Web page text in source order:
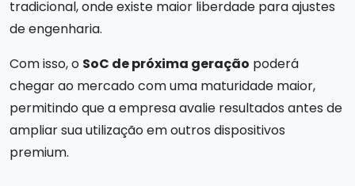
tradicional, onde existe maior liberdade para ajustes
de engenharia.
Com isso, o SoC de próxima geração poderá
chegar ao mercado com uma maturidade maior,
permitindo que a empresa avalie resultados antes de
ampliar sua utilização em outros dispositivos
premium.